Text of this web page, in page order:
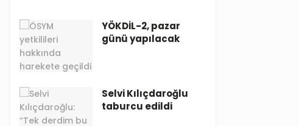
YÖKDİL-2, pazar
günü yapılacak
Selvi Kılıçdaroğlu
taburcu edildi